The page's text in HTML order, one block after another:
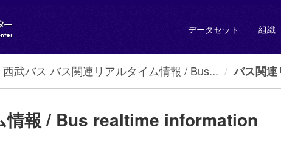
データセット 組織
西武バス バス関連リアルタイム情報 / Bus... バス関
情報 / Bus realtime information